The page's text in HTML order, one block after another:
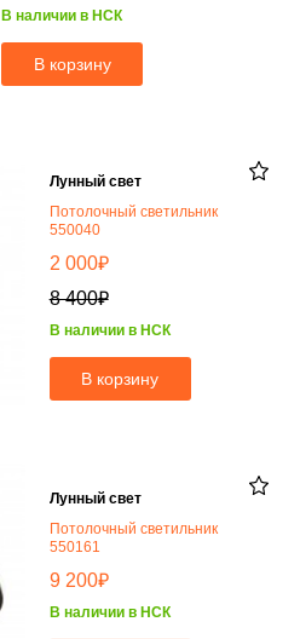
В наличии в НСК
В корзину
Лунный свет
Потолочный светильник
550040
2 000₽
8 400₽
В наличии в НСК
В корзину
Лунный свет
Потолочный светильник
550161
9 200₽
В наличии в НСК